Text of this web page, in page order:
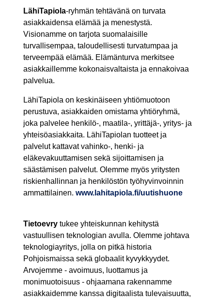
LähiTapiola-ryhmän tehtävänä on turvata
asiakkaidensa elämää ja menestystä.
Visionamme on tarjota suomalaisille
turvallisempaa, taloudellisesti turvatumpaa ja
terveempää elämää. Elämänturva merkitsee
asiakkaillemme kokonaisvaltaista ja ennakoivaa
palvelua.
LähiTapiola on keskinäiseen yhtiömuotoon
perustuva, asiakkaiden omistama yhtiöryhmä,
joka palvelee henkilö-, maatila-, yrittäjä-, yritys- ja
yhteisöasiakkaita. LähiTapiolan tuotteet ja
palvelut kattavat vahinko-, henki- ja
eläkevakuuttamisen sekä sijoittamisen ja
säästämisen palvelut. Olemme myös yritysten
riskienhallinnan ja henkilöstön työhyvinvoinnin
ammattilainen. www.lahitapiola.fi/uutishuone
Tietoevry tukee yhteiskunnan kehitystä
vastuullisen teknologian avulla. Olemme johtava
teknologiayritys, jolla on pitkä historia
Pohjoismaissa sekä globaalit kyvykkyydet.
Arvojemme - avoimuus, luottamus ja
monimuotoisuus - ohjaamana rakennamme
asiakkaidemme kanssa digitaalista tulevaisuutta,